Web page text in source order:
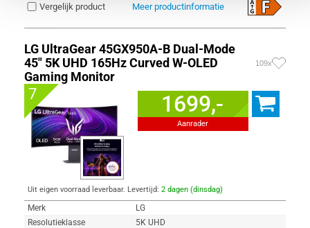
Vergelijk product Meer productinformatie
LG UltraGear 45GX950A-B Dual-Mode
45" 5K UHD 165Hz Curved W-OLED
Gaming Monitor
109x
7 1699,-
Aanrader
Uit eigen voorraad leverbaar. Levertijd: 2 dagen (dinsdag)
Merk
LG
Resolutieklasse
5K UHD